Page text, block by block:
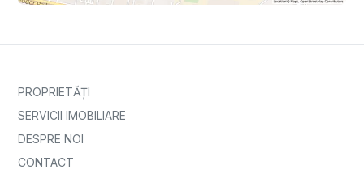
PROPRIETĂȚI
SERVICII IMOBILIARE
DESPRE NOI
CONTACT